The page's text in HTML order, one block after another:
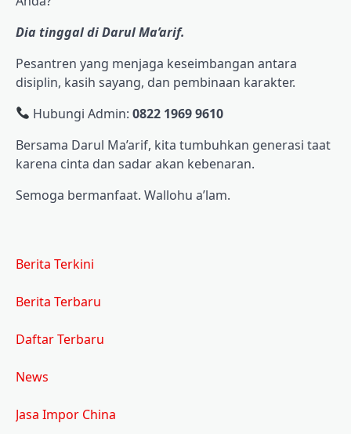
Dia tinggal di Darul Ma’arif.
Pesantren yang menjaga keseimbangan antara
disiplin, kasih sayang, dan pembinaan karakter.
Hubungi Admin:0822 1969 9610
Bersama Darul Ma’arif, kita tumbuhkan generasi taat
karena cinta dan sadar akan kebenaran.
Semoga bermanfaat. Wallohu a’lam.
Berita Terkini
Berita Terbaru
Daftar Terbaru
News
Jasa Impor China